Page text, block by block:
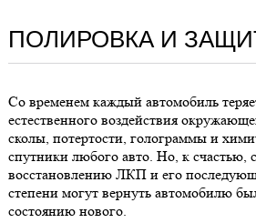
ПОЛИРОВКА И
Со временем каждый автомобиль
естественного воздействия
сколы, потертости, голограммы и
спутники любого авто. Но, к счастью,
восстановлению ЛКП и его
степени могут вернуть автомобилю
состоянию нового.